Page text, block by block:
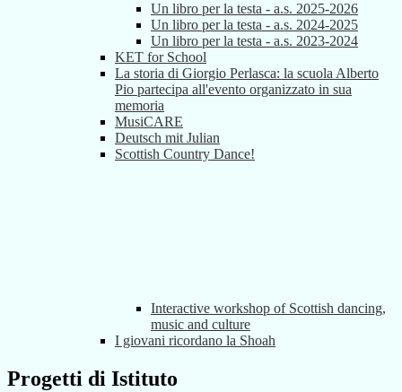
Un libro per la testa - a.s. 2025-2026
Un libro per la testa - a.s. 2024-2025
Un libro per la testa - a.s. 2023-2024
KET for School
La storia di Giorgio Perlasca: la scuola Alberto
Pio partecipa all'evento organizzato in sua
memoria
MusiCARE
Deutsch mit Julian
Scottish Country Dance!
Interactive workshop of Scottish dancing,
music and culture
I giovani ricordano la Shoah
Progetti di Istituto